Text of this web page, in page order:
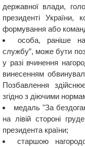
державної влади,
президенті України,
формування або
особа, раніше
службу”, може бути
у разі вчинення
винесенням
Позбавлення
згідно з діючими
медаль "За
на лівій стороні
президента країни;
старшою